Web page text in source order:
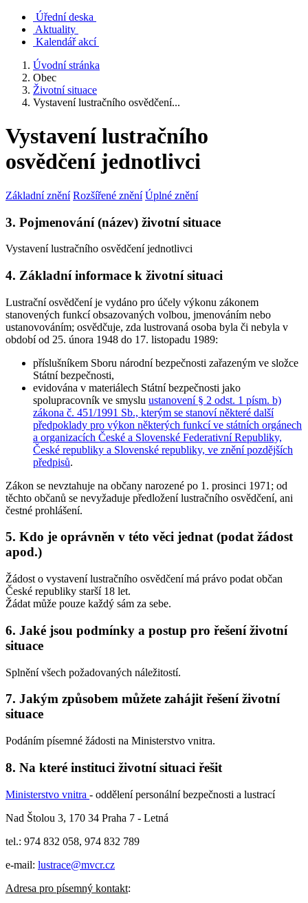
Úřední deska
Aktuality
Kalendář akcí
Úvodní stránka
Obec
Životní situace
Vystavení lustračního osvědčení...
Vystavení lustračního
osvědčení jednotlivci
Základní znění Rozšířené znění Úplné znění
3. Pojmenování (název) životní situace
Vystavení lustračního osvědčení jednotlivci
4. Základní informace k životní situaci
Lustrační osvědčení je vydáno pro účely výkonu zákonem
stanovených funkcíobsazovaných volbou, jmenováním nebo
ustanovováním; osvědčuje, zda lustrovaná osoba byla či nebyla v
období od 25. února 1948 do 17. listopadu 1989:
příslušníkem Sboru národní bezpečnosti zařazeným ve složce
Státní bezpečnosti,
evidována v materiálech Státní bezpečnosti jako
spolupracovník ve smyslu ustanovení § 2 odst. 1 písm. b)
zákona č. 451/1991 Sb., kterým se stanoví některé další
předpoklady pro výkon některých funkcí ve státních orgánech
a organizacích České a Slovenské Federativní Republiky,
České republiky a Slovenské republiky, ve znění pozdějších
předpisů.
Zákon se nevztahuje na občany narozené po 1. prosinci 1971 ; od
těchto občanů se nevyžaduje předložení lustračního osvědčení, ani
čestné prohlášení.
5. Kdo je oprávněn v této věci jednat (podat žádost
apod.)
Žádost o vystavení lustračního osvědčení má právo podat občan
České republiky starší 18 let.
Žádat může pouze každý sám za sebe.
6. Jaké jsou podmínky a postup pro řešení životní
situace
Splnění všech požadovaných náležitostí.
7. Jakým způsobem můžete zahájit řešení životní
situace
Podáním písemné žádosti na Ministerstvo vnitra.
8. Na které instituci životní situaci řešit
Ministerstvo vnitra - oddělení personální bezpečnosti a lustrací
Nad Štolou 3, 170 34 Praha 7 - Letná
tel.: 974 832 058, 974 832 789
e-mail: lustrace@mvcr.cz
Adresa pro písemný kontakt: